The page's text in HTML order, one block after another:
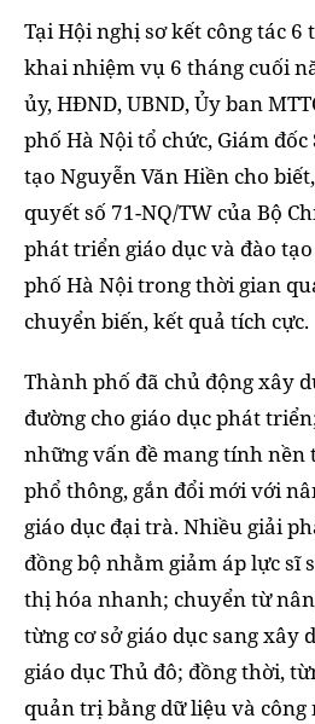
Tại Hội nghị sơ kết công tác
khai nhiệm vụ 6 tháng cuối
ủy, HĐND, UBND, Ủy ban
phố Hà Nội tổ chức, Giám đốc
tạo Nguyễn Văn Hiền cho
quyết số 71-NQ/TW của Bộ
phát triển giáo dục và đào
phố Hà Nội trong thời gian
chuyển biến, kết quả tích cực.
Thành phố đã chủ động xây
đường cho giáo dục phát
những vấn đề mang tính nền
phổ thông, gắn đổi mới với
giáo dục đại trà. Nhiều giải
đồng bộ nhằm giảm áp lực sĩ
thị hóa nhanh; chuyển từ
từng cơ sở giáo dục sang xây
giáo dục Thủ đô; đồng thời,
quản trị bằng dữ liệu và công